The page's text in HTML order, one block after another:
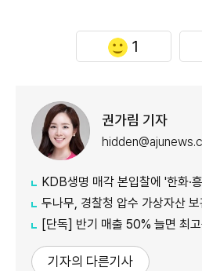
1
권가림 기자
KDB생명 매각 본입찰에 '한화·
두나무, 경찰청 압수 가상자산
[단독] 반기 매출 50% 늘면 최고등급…소
기자의 다른기사